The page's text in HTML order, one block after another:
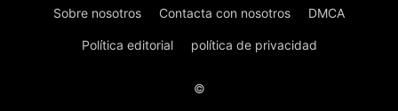
Sobre nosotros Contacta con nosotros DMCA
Política editorial política de privacidad
©